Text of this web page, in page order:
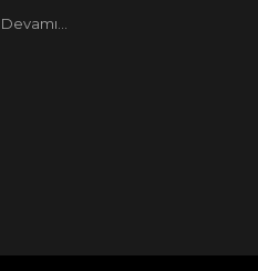
Devamı...